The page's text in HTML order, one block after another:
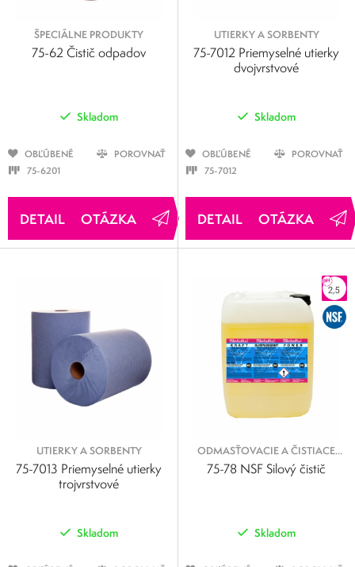
ŠPECIÁLNE PRODUKTY
75-62 Čistič odpadov
Skladom
OBĽÚBENÉ
POROVNAŤ
75-6201
OTÁZKA
UTIERKY A SORBENTY
75-7012 Priemyselné utierky
dvojvrstvové
Skladom
OBĽÚBENÉ
POROVNAŤ
75-7012
OTÁZKA
UTIERKY A SORBENTY
75-7013 Priemyselné utierky
trojvrstvové
Skladom
ODMASŤOVACIE A ČISTIACE
KVAPALINY
75-78 NSF Silový čistič
Skladom